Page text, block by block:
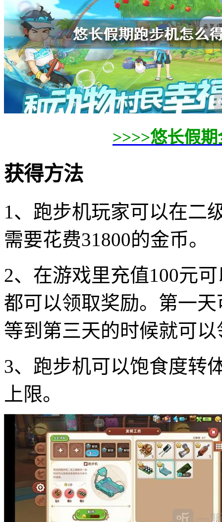
>>>>悠长假
获得方法
1、跑步机玩家可以在二
需要花费31800的金币。
2、在游戏里充值100元
都可以领取奖励。第一
等到第三天的时候就可
3、跑步机可以饱食度转
上限。